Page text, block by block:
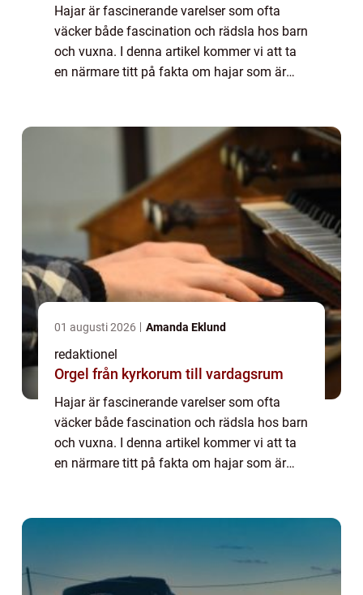
Hajar är fascinerande varelser som ofta
väcker både fascination och rädsla hos barn
och vuxna. I denna artikel kommer vi att ta
en närmare titt på fakta om hajar som är
01 augusti 2026 Amanda Eklund
redaktionel
Orgel från kyrkorum till vardagsrum
Hajar är fascinerande varelser som ofta
väcker både fascination och rädsla hos barn
och vuxna. I denna artikel kommer vi att ta
en närmare titt på fakta om hajar som är